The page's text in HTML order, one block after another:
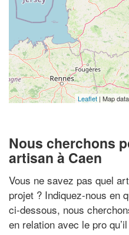
Leaflet | Map
Nous cherchons
artisan à Caen
Vous ne savez pas quel
projet ? Indiquez-nous en
ci-dessous, nous
en relation avec le pro